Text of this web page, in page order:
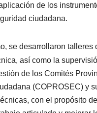
de los
ciudadana.
se desarrollaron talleres
así como la
de los Comités
(COPROSEC) y
con el propósito de